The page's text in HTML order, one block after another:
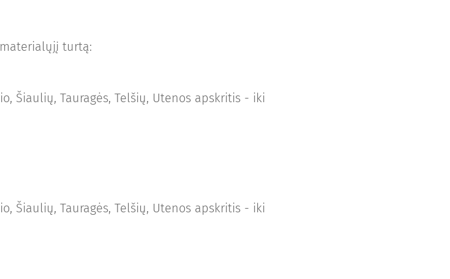
turtą:
Šiaulių, Tauragės, Telšių, Utenos apskritis - iki
Šiaulių, Tauragės, Telšių, Utenos apskritis - iki